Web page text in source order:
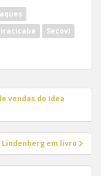
Secovi
vendas do Idea
Lindenberg em livro